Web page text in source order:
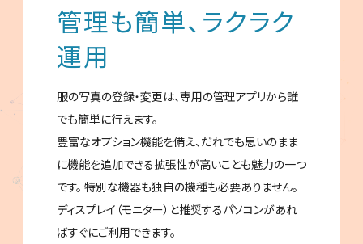
管理も簡単、ラクラク
運用
服の写真の登録・変更は、専用の管理アプリから誰
でも簡単に行えます。
豊富なオプション機能を備え、だれでも思いのまま
に機能を追加できる拡張性が高いことも魅力の一つ
です。 特別な機器も独自の機種も必要ありません。
ディスプレイ（モニター）と推奨するパソコンがあれ
ばすぐにご利用できます。